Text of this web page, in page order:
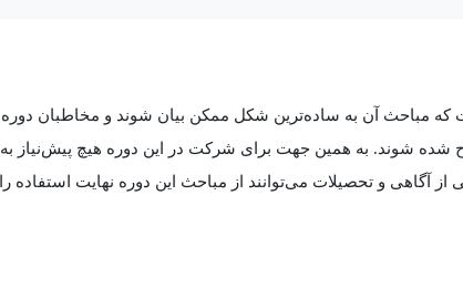
که مباحث آن به ساده‌ترین شکل ممکن بیان شوند و مخاطبان دوره
شده شوند. به همین جهت برای شرکت در این دوره هیچ پیش‌نیاز به
آگاهی و تحصیلات می‌توانند از مباحث این دوره نهایت استفاده را